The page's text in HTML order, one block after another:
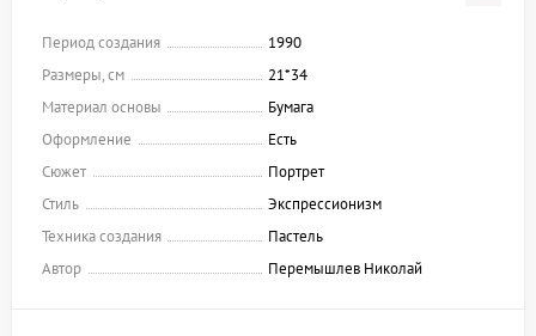
Период создания
1990
Размеры, см
21*34
Материал основы
Бумага
Оформление
Есть
Сюжет
Портрет
Стиль
Экспрессионизм
Техника создания
Пастель
Автор
Перемышлев Николай